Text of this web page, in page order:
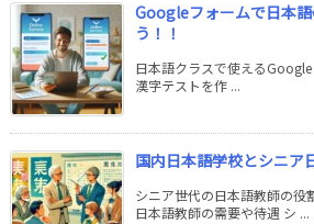
Googleフォームで日本
う！！
日本語クラスで使える
漢字テストを作 ...
国内日本語学校とシニア
シニア世代の日本語教師の役
日本語教師の需要や待遇 シ ...